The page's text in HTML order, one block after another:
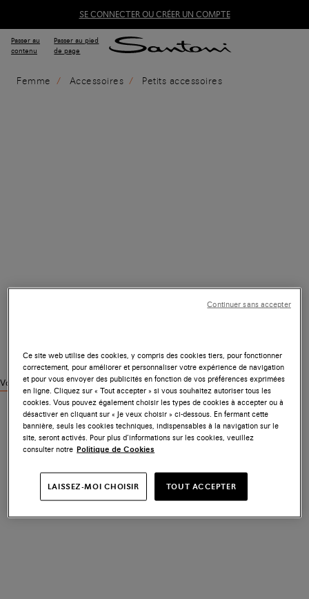
SE CONNECTER OU CRÉER UN COMPTE
Passer au
contenu
Passer au pied
de page
Femme Accessoires Petits accessoires
Voir des produits similaires
Ce site web utilise des cookies, y compris des cookies tiers, pour fonctionner
correctement, pour améliorer et personnaliser votre expérience de navigation
et pour vous envoyer des publicités en fonction de vos préférences exprimées
en ligne. Cliquez sur « Tout accepter » si vous souhaitez autoriser tous les
cookies. Vous pouvez également choisir les types de cookies à accepter ou à
désactiver en cliquant sur « Je veux choisir » ci-dessous. En fermant cette
bannière, seuls les cookies techniques, indispensables à la navigation sur le
site, seront activés. Pour plus d’informations sur les cookies, veuillez
consulter notre Politique de Cookies
LAISSEZ-MOI CHOISIR TOUT ACCEPTER
Continuer sans accepter